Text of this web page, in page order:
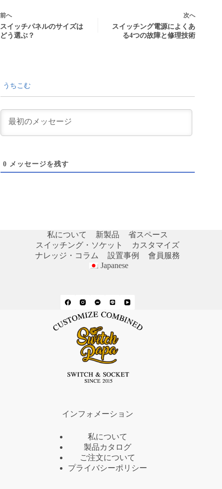
前へ
スイッチパネルのサイズは
どう選ぶ？
次へ
スイッチング電源によくあ
る4つの故障と修理技術
うちこむ
0 メッセージを残す
私について 新製品
省スペース
スイッチング・ソケット
カスタマイズ
ナレッジ・コラム
設置事例
會員服務
Japanese
インフォメーション
私について
製品カタログ
ご注文について
プライバシーポリシー